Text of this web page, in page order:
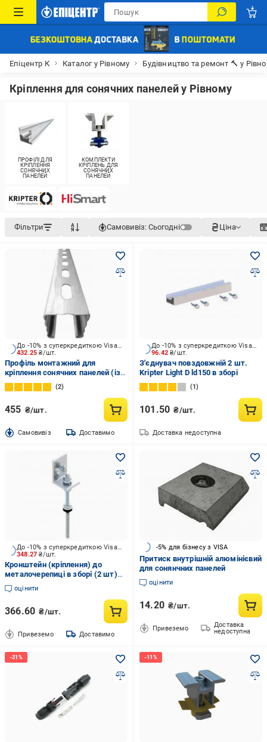
Епіцентр К Каталог у Рівному Будівництво та ремонт 🔨 у
Кріплення для сонячних панелей у Рівному
ПРОФІЛІ ДЛЯ
КРІПЛЕННЯ
СОНЯЧНИХ
ПАНЕЛЕЙ
КОМПЛЕКТИ
КРІПЛЕНЬ ДЛЯ
СОНЯЧНИХ
ПАНЕЛЕЙ
Фільтри Самовивіз: Сьогодні Ціна
432.25₴/шт.
До -10% з суперкредиткою Visa Вигода
Профіль монтажний для
кріплення сонячних панелей (із
зубчиками) 41х41 мм 2,1 м
Профсталь
2
455 ₴/шт.
Cамовивіз Доставимо
96.42₴/шт.
До -10% з суперкредиткою Visa Вигода
З'єднувач повздовжній 2 шт.
Kripter Light D ld150 в зборі
1
101.50 ₴/шт.
Доставка недоступна
348.27₴/шт.
До -10% з суперкредиткою Visa Вигода
Кронштейн (кріплення) до
металочерепиці в зборі (2 шт)
Kripter
оцінити
366.60 ₴/шт.
Привеземо Доставимо
-5% для бізнесу з VISA
Притиск внутрішній алюмінієвий
для сонянчних панелей
оцінити
14.20 ₴/шт.
Привеземо
Доставка
недоступна